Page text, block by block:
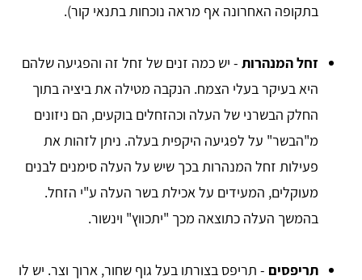
בתקופה האחרונה אף מראה נוכחות בתנאי קור).
זחל המנהרות - יש כמה זנים של זחל זה והפגיעה שלהם
היא בעיקר בעלי הצמח. הנקבה מטילה את ביציה בתוך
החלק הבשרני של העלה וכהזחלים בוקעים, הם ניזונים
מ"הבשר" על לפגיעה היקפית בעלה. ניתן לזהות את
פעילות זחל המנהרות בכך שיש על העלה סימנים לבנים
מעוקלים, המעידים על אכילת בשר העלה ע"י הזחל.
בהמשך העלה כתוצאה מכך "יתכווץ" וינשור.
תריפסים - תריפס בצורתו בעל גוף שחור, ארוך וצר. יש לו